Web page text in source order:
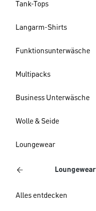
Tank-Tops
Langarm-Shirts
Funktionsunterwäsche
Multipacks
Business Unterwäsche
Wolle & Seide
Loungewear
Loungewear
Alles entdecken